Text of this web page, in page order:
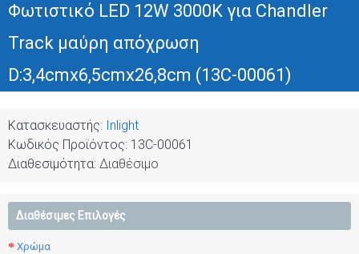
Φωτιστικό LED 12W 3000K για Chandler
Track μαύρη απόχρωση
D:3,4cmx6,5cmx26,8cm (13C-00061)
Κατασκευαστής: Inlight
Κωδικός Προϊόντος: 13C-00061
Διαθεσιμότητα: Διαθέσιμο
Διαθέσιμες Επιλογές
Χρώμα